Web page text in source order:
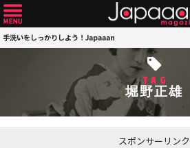
手洗いをしっかりしよう！Japaaan
TAG
堀野正雄
スポンサーリンク